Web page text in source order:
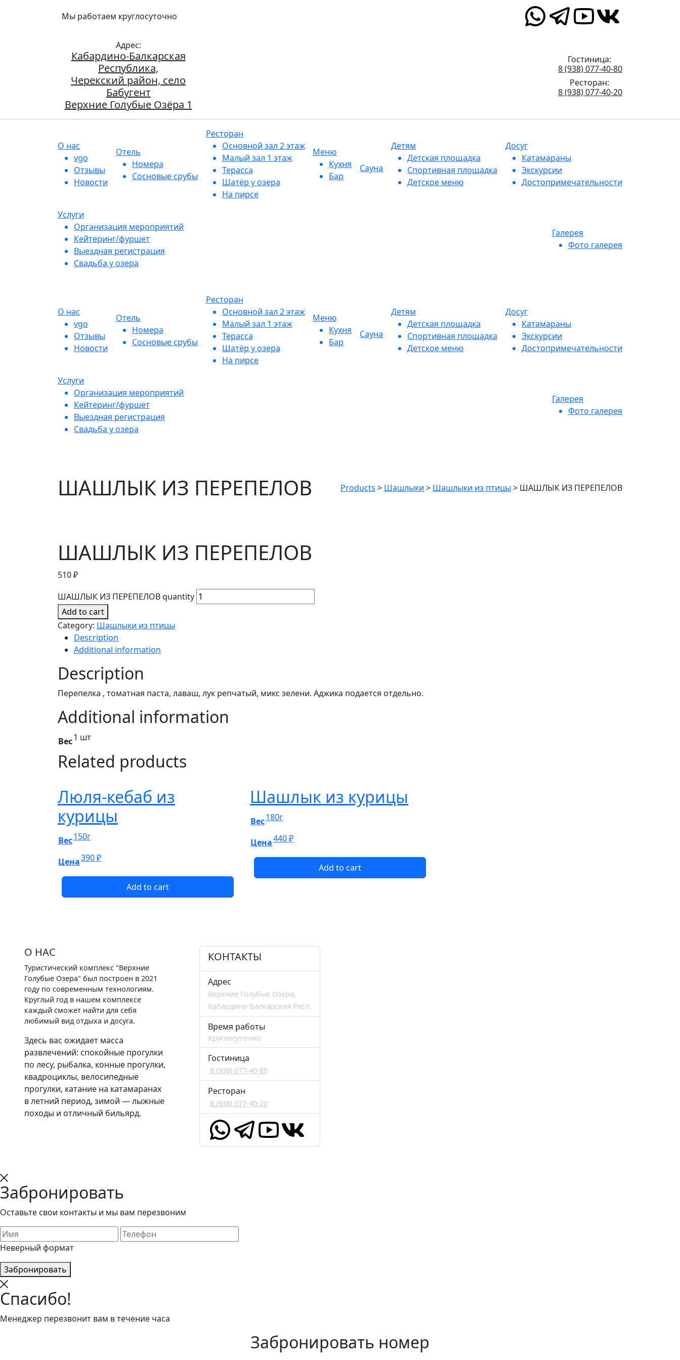
Мы работаем круглосуточно
Адрес:
Кабардино-Балкарская
Республика,
Черекский район, село
Бабугент
Верхние Голубые Озёра 1
Гостиница:
8 (938) 077-40-80
Ресторан:
8 (938) 077-40-20
О нас
vgo
Отзывы
Новости
Отель
Номера
Сосновые срубы
Ресторан
Основной зал 2 этаж
Малый зал 1 этаж
Терасса
Шатёр у озера
На пирсе
Меню
Кухня
Бар
Сауна
Детям
Детская площадка
Спортивная площадка
Детское меню
Досуг
Катамараны
Экскурсии
Достопримечательности
Услуги
Организация мероприятий
Кейтеринг/фуршет
Выездная регистрация
Свадьба у озера
Галерея
Фото галерея
О нас
vgo
Отзывы
Новости
Отель
Номера
Сосновые срубы
Ресторан
Основной зал 2 этаж
Малый зал 1 этаж
Терасса
Шатёр у озера
На пирсе
Меню
Кухня
Бар
Сауна
Детям
Детская площадка
Спортивная площадка
Детское меню
Досуг
Катамараны
Экскурсии
Достопримечательности
Услуги
Организация мероприятий
Кейтеринг/фуршет
Выездная регистрация
Свадьба у озера
Галерея
Фото галерея
ШАШЛЫК ИЗ ПЕРЕПЕЛОВ Products > Шашлыки > Шашлыки из птицы > ШАШЛЫК ИЗ ПЕРЕПЕЛОВ
ШАШЛЫК ИЗ ПЕРЕПЕЛОВ
510₽
ШАШЛЫК ИЗ ПЕРЕПЕЛОВ quantity
Add to cart
Category: Шашлыки из птицы
Description
Additional information
Description
Перепелка , томатная паста, лаваш, лук репчатый, микс зелени. Аджика подается отдельно.
Additional information
Вес1 шт
Related products
Люля-кебаб из
курицы
Вес150г
Цена390₽
Add to cart
Шашлык из курицы
Вес180г
Цена440₽
Add to cart
О НАС
Туристический комплекс "Верхние
Голубые Озера" был построен в 2021
году по современным технологиям.
Круглый год в нашем комплексе
каждый сможет найти для себя
любимый вид отдыха и досуга.
Здесь вас ожидает масса
развлечений: спокойные прогулки
по лесу, рыбалка, конные прогулки,
квадроциклы, велосипедные
прогулки, катание на катамаранах
в летний период, зимой — лыжные
походы и отличный бильярд.
КОНТАКТЫ
Адрес
Верхние Голубые Озёра,
Кабардино-Балкарская Респ.
Время работы
Круглосуточно
Гостиница
8 (938) 077-40-80
Ресторан
8 (938) 077-40-20
Забронировать
Оставьте свои контакты и мы вам перезвоним
Неверный формат
Забронировать
Спасибо!
Менеджер перезвонит вам в течение часа
Забронировать номер